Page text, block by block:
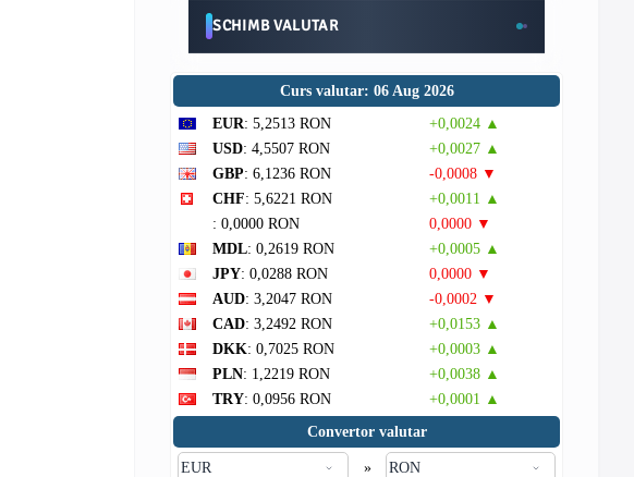
SCHIMB VALUTAR
Curs valutar: 06 Aug 2026
EUR: 5,2513 RON
+0,0024 ▲
USD: 4,5507 RON
+0,0027 ▲
GBP: 6,1236 RON
-0,0008 ▼
CHF: 5,6221 RON
+0,0011 ▲
: 0,0000 RON
0,0000 ▼
MDL: 0,2619 RON
+0,0005 ▲
JPY: 0,0288 RON
0,0000 ▼
AUD: 3,2047 RON
-0,0002 ▼
CAD: 3,2492 RON
+0,0153 ▲
DKK: 0,7025 RON
+0,0003 ▲
PLN: 1,2219 RON
+0,0038 ▲
TRY: 0,0956 RON
+0,0001 ▲
Convertor valutar
»